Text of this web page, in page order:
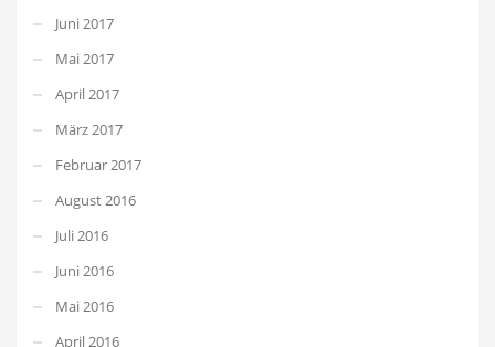
Juni 2017
Mai 2017
April 2017
März 2017
Februar 2017
August 2016
Juli 2016
Juni 2016
Mai 2016
April 2016